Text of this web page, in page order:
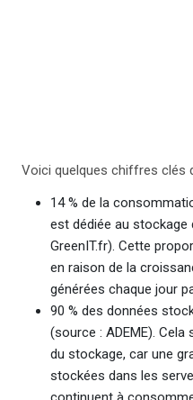
Voici quelques chiffres clés
14 % de la
est dédiée au stockage
GreenIT.fr). Cette
en raison de la
générées chaque jour
90 % des données
(source : ADEME).
du stockage, car une
stockées dans les